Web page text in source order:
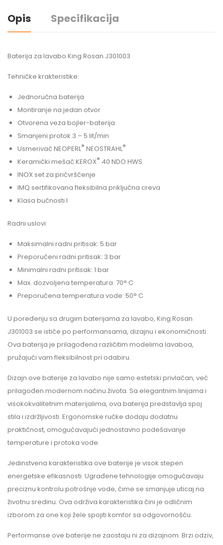
Opis Specifikacija
Baterija za lavabo King Rosan J301003
Tehničke krakteristike:
Jednoručna baterija
Montiranje na jedan otvor
Otvorena veza bojler-baterija
Smanjeni protok 3 – 5 lit/min
Usmerivač NEOPERL® NEOSTRAHL®
Keramički mešač KEROX® 40 NDO HWS
INOX set za pričvršćenje
IMQ sertifikovana fleksibilna priključna creva
Klasa bučnosti I
Radni uslovi:
Maksimalni radni pritisak: 5 bar
Preporučeni radni pritisak: 3 bar
Minimalni radni pritisak: 1 bar
Max. dozvoljena temperatura: 70° C
Preporučena temperatura vode: 50° C
U poređenju sa drugim baterijama za lavabo, King Rosan
J301003 se ističe po performansama, dizajnu i ekonomičnosti.
Ova baterija je prilagođena različitim modelima lavaboa,
pružajući vam fleksibilnost pri odabiru.
Dizajn ove baterije za lavabo nije samo estetski privlačan, već
prilagođen modernom načinu života. Sa elegantnim linijama i
visokokvalitetnim materijalima, ova baterija predstavlja spoj
stila i izdržljivosti. Ergonomske ručke dodaju dodatnu
praktičnost, omogućavajući jednostavno podešavanje
temperature i protoka vode.
Jedinstvena karakteristika ove baterije je visok stepen
energetske efikasnosti. Ugrađene tehnologije omogućavaju
preciznu kontrolu potrošnje vode, čime se smanjuje uticaj na
životnu sredinu. Ova održiva karakteristika čini je odličnim
izborom za one koji žele spojiti komfor sa odgovornošću.
Performanse ove baterije ne zaostaju ni za dizajnom. Brzi odziv,